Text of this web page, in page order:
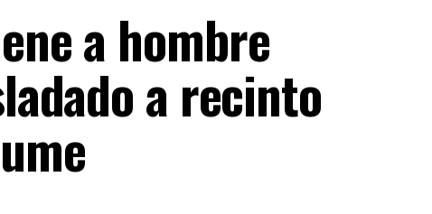
a hombre
a recinto